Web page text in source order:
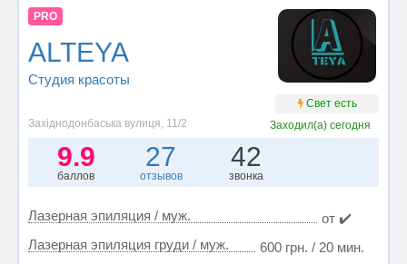
PRO
ALTEYA
Студия красоты
Свет есть
Західнодонбаська вулиця, 11/2
Заходил(а)сегодня
9.9
баллов
27
отзывов
42
звонка
Лазерная эпиляция / муж.
от ✔️
Лазерная эпиляция груди / муж.
600 грн. / 20 мин.